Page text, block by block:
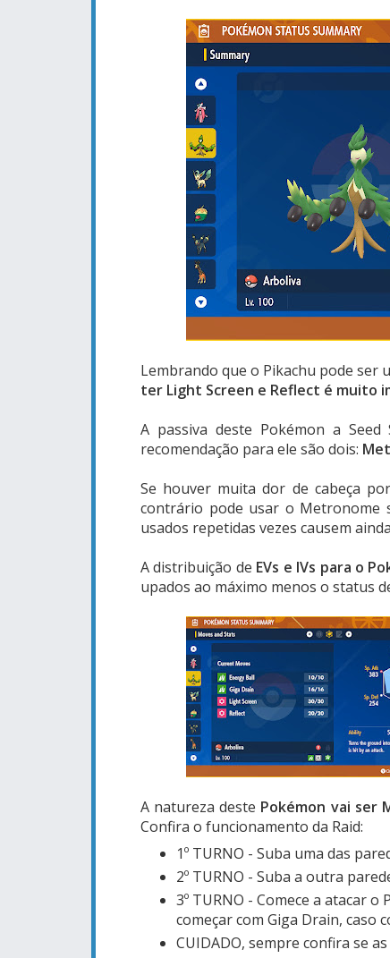
Lembrando que o Pikachu pode ser
ter Light Screen e Reflect é muito
A passiva deste Pokémon a
recomendação para ele são dois:
Se houver muita dor de cabeça
contrário pode usar o Metronome
usados repetidas vezes causem
A distribuição de EVs e IVs para o
upados ao máximo menos o status
A natureza deste Pokémon vai ser
Confira o funcionamento da Raid:
1º TURNO - Suba uma das
2º TURNO - Suba a outra
3º TURNO - Comece a atacar
começar com Giga Drain, caso
CUIDADO, sempre confira se